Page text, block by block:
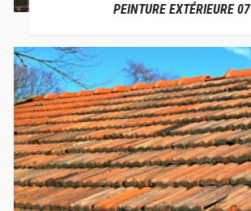
PEINTURE EXTÉRIEURE 07